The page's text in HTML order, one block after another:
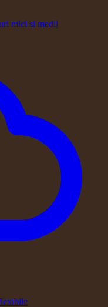
mici și medii